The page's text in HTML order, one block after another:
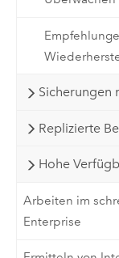
Sicherungen
Replizierte
Hohe
Arbeiten im
Enterprise